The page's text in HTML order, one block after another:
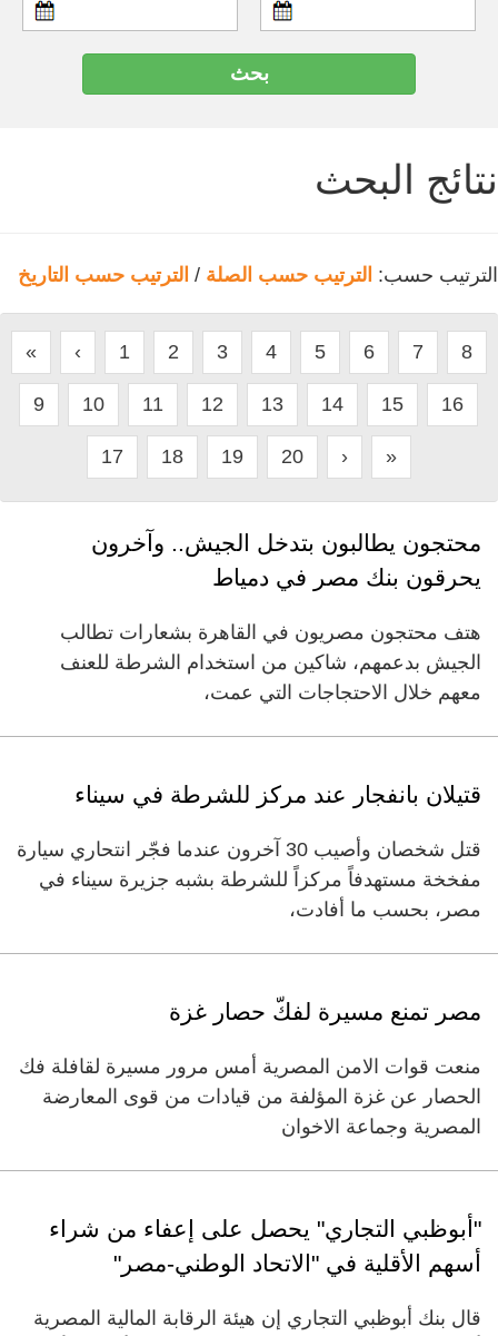
نتائج البحث
الترتيب حسب: الترتيب حسب الصلة / الترتيب حسب التاريخ
« ‹ 1 2 3 4 5 6 7 8
9 10 11 12 13 14 15 16
17 18 19 20 › »
محتجون يطالبون بتدخل الجيش.. وآخرون
يحرقون بنك مصر في دمياط
هتف محتجون مصريون في القاهرة بشعارات تطالب
الجيش بدعمهم، شاكين من استخدام الشرطة للعنف
معهم خلال الاحتجاجات التي عمت،
قتيلان بانفجار عند مركز للشرطة في سيناء
قتل شخصان وأصيب 30 آخرون عندما فجّر انتحاري سيارة
مفخخة مستهدفاً مركزاً للشرطة بشبه جزيرة سيناء في
مصر، بحسب ما أفادت،
مصر تمنع مسيرة لفكّ حصار غزة
منعت قوات الامن المصرية أمس مرور مسيرة لقافلة فك
الحصار عن غزة المؤلفة من قيادات من قوى المعارضة
المصرية وجماعة الاخوان
"أبوظبي التجاري" يحصل على إعفاء من شراء
أسهم الأقلية في "الاتحاد الوطني-مصر"
قال بنك أبوظبي التجاري إن هيئة الرقابة المالية المصرية